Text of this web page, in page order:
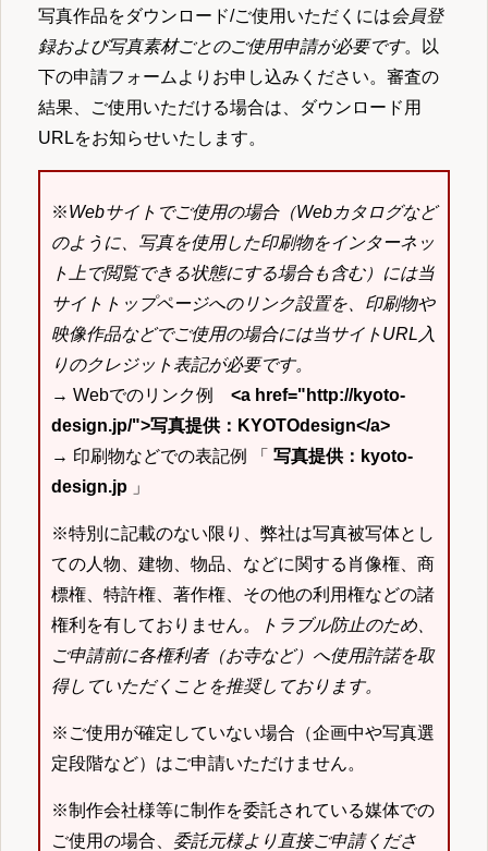
写真作品をダウンロード/ご使用いただくには会員登
録および写真素材ごとのご使用申請が必要です。以
下の申請フォームよりお申し込みください。審査の
結果、ご使用いただける場合は、ダウンロード用
URLをお知らせいたします。
※Webサイトでご使用の場合（Webカタログなど
のように、写真を使用した印刷物をインターネッ
ト上で閲覧できる状態にする場合も含む）には当
サイトトップページへのリンク設置を、印刷物や
映像作品などでご使用の場合には当サイトURL入
りのクレジット表記が必要です。
→ Webでのリンク例 <a href="http://kyoto-
design.jp/">写真提供：KYOTOdesign</a>
→ 印刷物などでの表記例 「 写真提供：kyoto-
design.jp 」
※特別に記載のない限り、弊社は写真被写体とし
ての人物、建物、物品、などに関する肖像権、商
標権、特許権、著作権、その他の利用権などの諸
権利を有しておりません。
トラブル防止のため、
ご申請前に各権利者（お寺など）へ使用許諾を取
得していただくことを推奨しております。
※ご使用が確定していない場合（企画中や写真選
定段階など）はご申請いただけません。
※制作会社様等に制作を委託されている媒体での
ご使用の場合、 委託元様より直接ご申請くださ